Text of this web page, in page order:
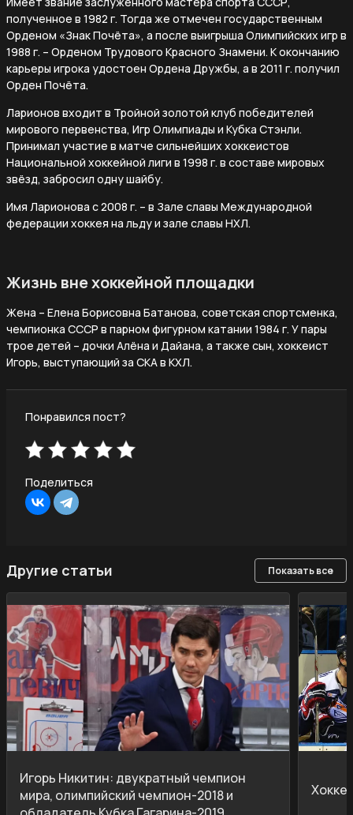
полученное в 1982 г. Тогда же отмечен государственным
Орденом «Знак Почёта», а после выигрыша Олимпийских игр в
1988 г. – Орденом Трудового Красного Знамени. К окончанию
карьеры игрока удостоен Ордена Дружбы, а в 2011 г. получил
Орден Почёта.
Ларионов входит в Тройной золотой клуб победителей
мирового первенства, Игр Олимпиады и Кубка Стэнли.
Принимал участие в матче сильнейших хоккеистов
Национальной хоккейной лиги в 1998 г. в составе мировых
звёзд, забросил одну шайбу.
Имя Ларионова с 2008 г. – в Зале славы Международной
федерации хоккея на льду и зале славы НХЛ.
Жизнь вне хоккейной площадки
Жена – Елена Борисовна Батанова, советская спортсменка,
чемпионка СССР в парном фигурном катании 1984 г. У пары
трое детей – дочки Алёна и Дайана, а также сын, хоккеист
Игорь, выступающий за СКА в КХЛ.
Понравился пост?
Поделиться
Другие статьи Показать все
Игорь Никитин: двукратный чемпион
мира, олимпийский чемпион-2018 и